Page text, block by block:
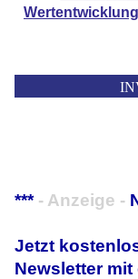
*** - Anzeige -
Jetzt
Newsletter